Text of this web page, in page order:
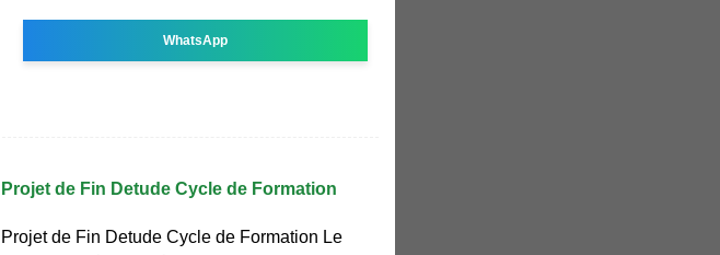
WhatsApp
Projet de Fin Detude Cycle de Formation
Projet de Fin Detude Cycle de Formation Le